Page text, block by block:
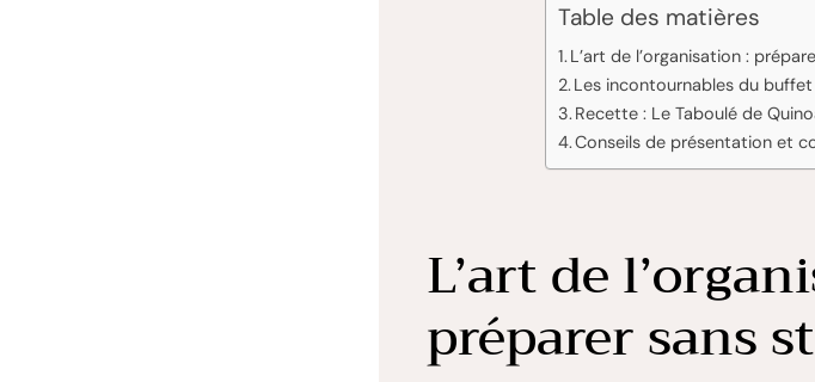
Table des matières
L’art de l’organisation :
Les incontournables du
Recette : Le Taboulé de
Conseils de présentation et
L’art de
préparer sans